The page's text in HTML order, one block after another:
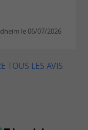
LE BLOG DU
avec le
le 06/07/2026
TOUS LES AVIS